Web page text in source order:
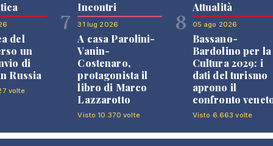
del
un
di
Russia
volte
7
Incontri
31 lug 2026
A casa Parolini-
Vanin-
Costenaro,
protagonista il
libro di Marco
Lazzarotto
Visto 10.370 volte
8
Attualità
05 ago 2026
Bassano-
Bardolino per la
Cultura 2029: i
dati del turismo
aprono il
confronto
Visto 6.663 volte